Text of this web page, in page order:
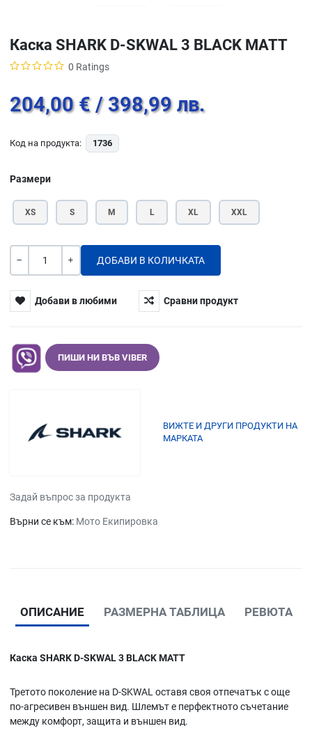
Каска SHARK D-SKWAL 3 BLACK MATT
0 Ratings
204,00 € / 398,99 лв.
Код на продукта: 1736
Размери
XS S M L XL XXL
Количество
Добави в любими Сравни продукт
ПИШИ НИ ВЪВ VIBER
ВИЖТЕ И ДРУГИ ПРОДУКТИ НА
МАРКАТА
Задай въпрос за продукта
Върни се към: Мото Екипировка
ОПИСАНИЕ РАЗМЕРНА ТАБЛИЦА РЕВЮТА
Каска SHARK D-SKWAL 3 BLACK MATT
Третото поколение на D-SKWAL оставя своя отпечатък с още
по-агресивен външен вид. Шлемът е перфектното съчетание
между комфорт, защита и външен вид.